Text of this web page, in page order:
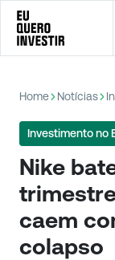
Home Notícias
Investimento no
Nike
caem
colapso